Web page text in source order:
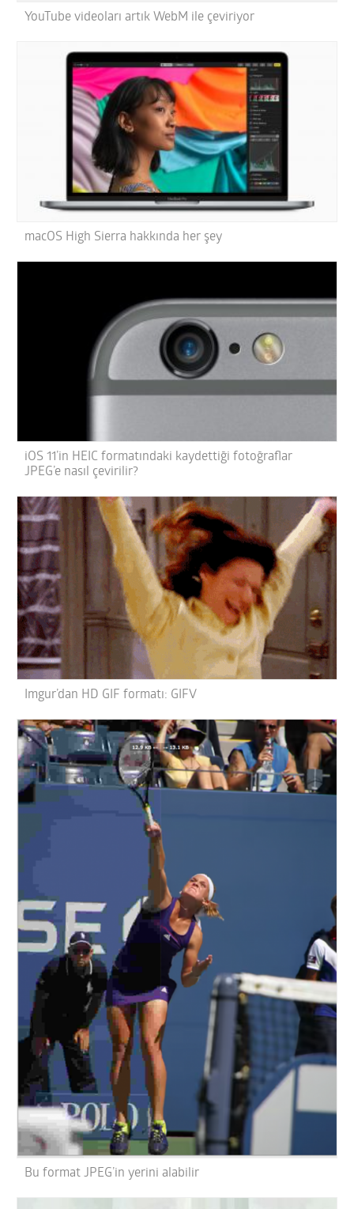
YouTube videoları artık WebM ile çeviriyor
macOS High Sierra hakkında her şey
iOS 11’in HEIC formatındaki kaydettiği fotoğraflar
JPEG’e nasıl çevirilir?
Imgur’dan HD GIF formatı: GIFV
Bu format JPEG’in yerini alabilir